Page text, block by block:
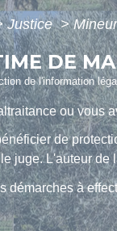
Justice>
DE
de l'information
ou vous
de
juge. L'auteur
démarches à